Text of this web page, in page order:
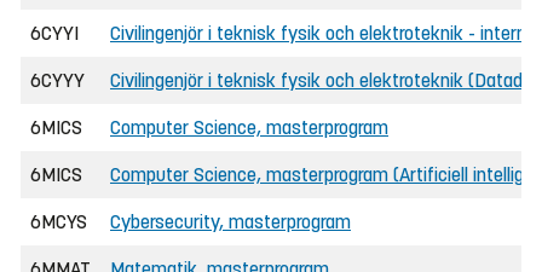
6CYYI Civilingenjör i teknisk fysik och elektroteknik -
6CYYY Civilingenjör i teknisk fysik och elektroteknik
6MICS Computer Science, masterprogram
6MICS Computer Science, masterprogram (Artificiell
6MCYS Cybersecurity, masterprogram